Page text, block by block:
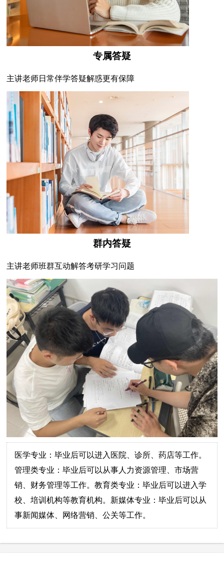
专属答疑
主讲老师日常伴学答疑解惑更有保障
群内答疑
主讲老师班群互动解答考研学习问题
医学专业：毕业后可以进入医院、诊所、药店等工作。
管理类专业：毕业后可以从事人力资源管理、市场营
销、财务管理等工作。教育类专业：毕业后可以进入学
校、培训机构等教育机构。新媒体专业：毕业后可以从
事新闻媒体、网络营销、公关等工作。